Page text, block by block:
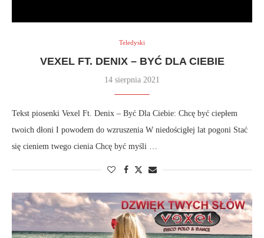
Teledyski
VEXEL FT. DENIX – BYĆ DLA CIEBIE
14 sierpnia 2021
Tekst piosenki Vexel Ft. Denix – Być Dla Ciebie: Chcę być ciepłem
twoich dłoni I powodem do wzruszenia W niedościgłej lat pogoni Stać
się cieniem twego cienia Chcę być myśli …